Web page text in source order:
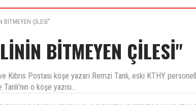
BİTMEYEN ÇİLESİ"
BİTMEYEN ÇİLESİ"
Kıbrıs Postası köşe yazarı Remzi Tanlı, eski KTHY
o köşe yazısı...